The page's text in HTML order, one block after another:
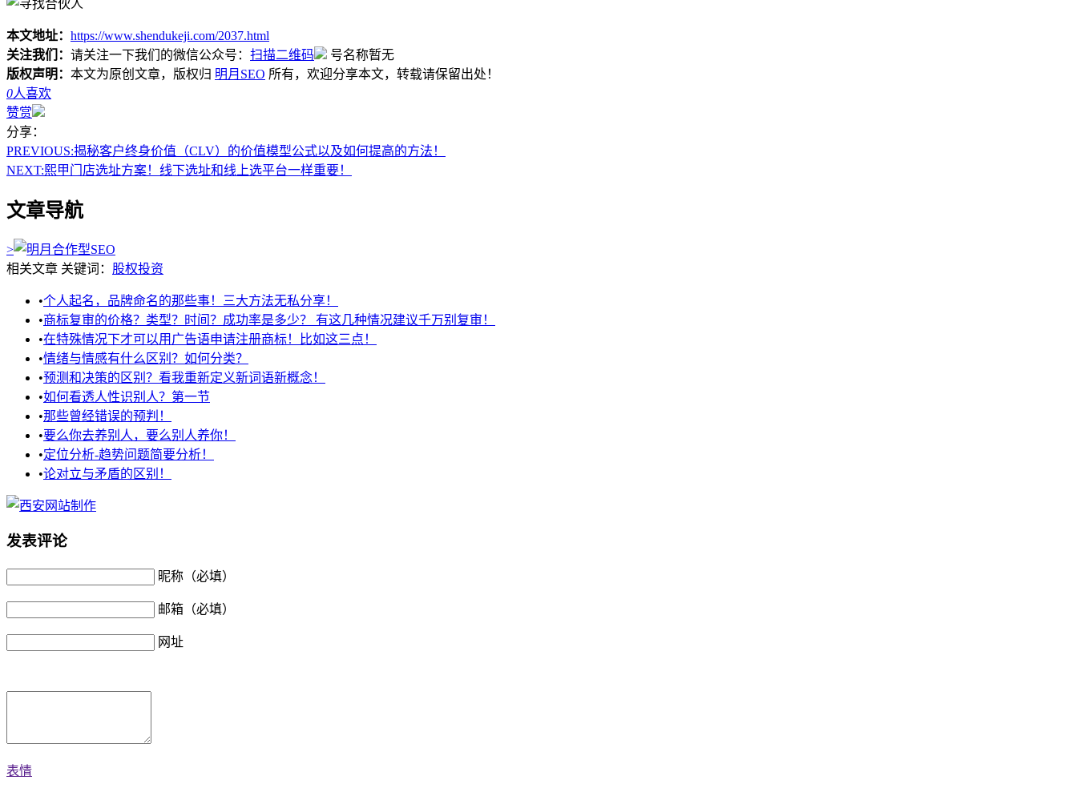
本文地址： https://www.shendukeji.com/2037.html
关注我们： 请关注一下我们的微信公众号： 扫描二维码
号名称暂无
版权声明： 本文为原创文章，版权归 明月SEO 所有，欢迎分享本文，转载请保留出处！
0人喜欢
赞赏
分享：
PREVIOUS:揭秘客户终身价值（CLV）的价值模型公式以及如何提高的方法！
NEXT:熙甲门店选址方案！线下选址和线上选平台一样重要！
文章导航
>
相关文章 关键词： 股权投资
•个人起名，品牌命名的那些事！三大方法无私分享！
•商标复审的价格？类型？时间？成功率是多少？ 有这几种情况建议千万别复审！
•在特殊情况下才可以用广告语申请注册商标！比如这三点！
•情绪与情感有什么区别？如何分类？
•预测和决策的区别？看我重新定义新词语新概念！
•如何看透人性识别人？第一节
•那些曾经错误的预判！
•要么你去养别人，要么别人养你！
•定位分析-趋势问题简要分析！
•论对立与矛盾的区别！
发表评论
昵称（必填）
邮箱（必填）
网址
表情